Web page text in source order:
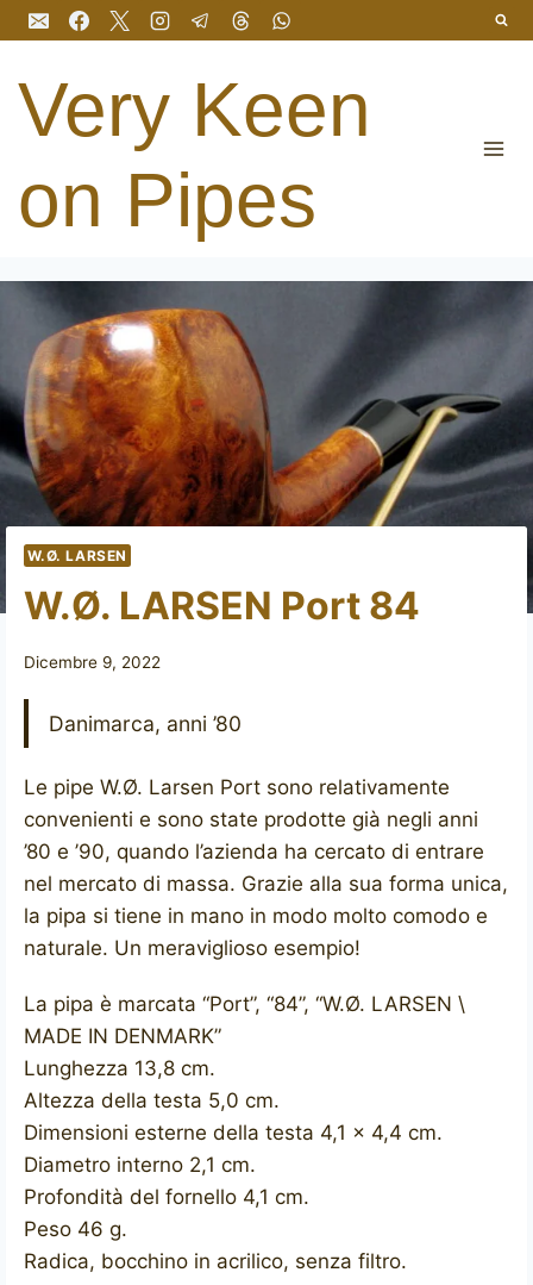
Salta
al
contenuto
Very Keen
on Pipes
W.Ø. LARSEN
W.Ø. LARSEN Port 84
Dicembre 9, 2022
Danimarca, anni ’80
Le pipe W.Ø. Larsen Port sono relativamente
convenienti e sono state prodotte già negli anni
’80 e ’90, quando l’azienda ha cercato di entrare
nel mercato di massa. Grazie alla sua forma unica,
la pipa si tiene in mano in modo molto comodo e
naturale. Un meraviglioso esempio!
La pipa è marcata “Port”, “84”, “W.Ø. LARSEN \
MADE IN DENMARK”
Lunghezza 13,8 cm.
Altezza della testa 5,0 cm.
Dimensioni esterne della testa 4,1 x 4,4 cm.
Diametro interno 2,1 cm.
Profondità del fornello 4,1 cm.
Peso 46 g.
Radica, bocchino in acrilico, senza filtro.